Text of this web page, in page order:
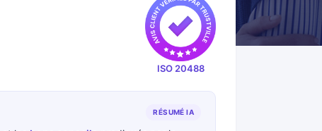
ISO 20488
RÉSUMÉ IA